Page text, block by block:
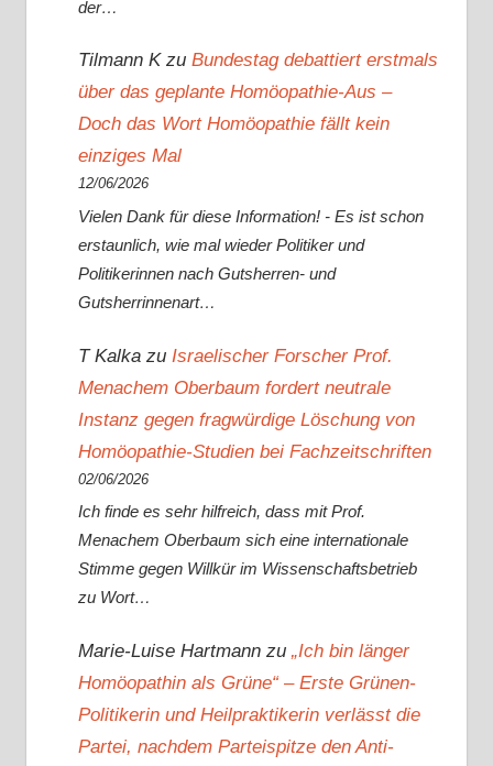
der…
Tilmann Kzu Bundestag debattiert erstmals
über das geplante Homöopathie-Aus –
Doch das Wort Homöopathie fällt kein
einziges Mal
12/06/2026
Vielen Dank für diese Information! - Es ist schon
erstaunlich, wie mal wieder Politiker und
Politikerinnen nach Gutsherren- und
Gutsherrinnenart…
T Kalkazu Israelischer Forscher Prof.
Menachem Oberbaum fordert neutrale
Instanz gegen fragwürdige Löschung von
Homöopathie-Studien bei Fachzeitschriften
02/06/2026
Ich finde es sehr hilfreich, dass mit Prof.
Menachem Oberbaum sich eine internationale
Stimme gegen Willkür im Wissenschaftsbetrieb
zu Wort…
Marie-Luise Hartmannzu „Ich bin länger
Homöopathin als Grüne“ – Erste Grünen-
Politikerin und Heilpraktikerin verlässt die
Partei, nachdem Parteispitze den Anti-